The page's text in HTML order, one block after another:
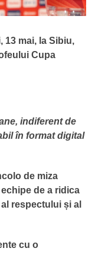
13 mai, la Sibiu,
Cupa
indiferent de
în format digital
de miza
de a ridica
respectului și al
cu o